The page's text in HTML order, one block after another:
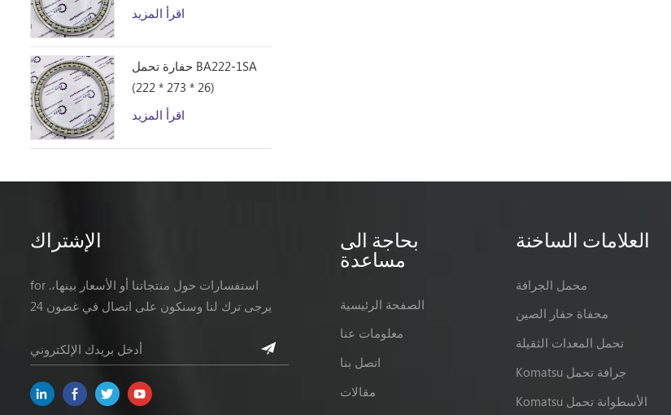
اقرأ المزيد
حفارة تحمل BA222-1SA
(222 * 273 * 26)
اقرأ المزيد
الإشتراك
for .استفسارات حول منتجاتنا أو الأسعار بينها،
يرجى ترك لنا وسنكون على اتصال في غضون 24
بحاجة الى
مساعدة
الصفحة الرئيسية
معلومات عنا
اتصل بنا
مقالات
العلامات الساخنة
محمل الجرافة
محفاة حفار الصين
تحمل المعدات الثقيلة
Komatsu جرافة تحمل
Komatsu الأسطوانة تحمل